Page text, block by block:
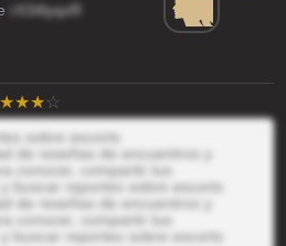
rX34lyqxR
sobre escorts
de reseñas de encuentros y
conocer, compartir tus
buscar reportes sobre escorts
de reseñas de encuentros y
conocer, compartir tus
buscar reportes sobre escorts